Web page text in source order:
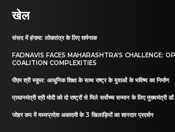
खेल
संसद में हंगामा: लोकतंत्र के लिए शर्मनाक
FADNAVIS FACES MAHARASHTRA’S CHALLENGE:
COALITION COMPLEXITIES
पीएम श्री स्कूल: आधुनिक शिक्षा के साथ राष्ट्र के युवाओं के भविष्य का निर्माण
प्रधानमंत्री श्री मोदी को दो राष्ट्रों से मिले सर्वोच्च सम्मान के लिए मुख्यमंत्री
जोहर कप में मध्यप्रदेश अकादमी के 3 खिलाड़ियों का शानदार प्रदर्शन